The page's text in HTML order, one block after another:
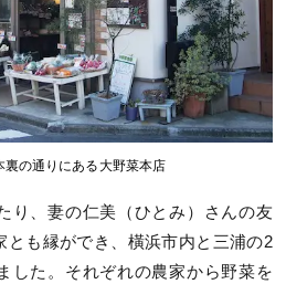
裏の通りにある大野菜本店
り、妻の仁美（ひとみ）さんの友
とも縁ができ、橫浜市内と三浦の2
した。それぞれの農家から野菜を